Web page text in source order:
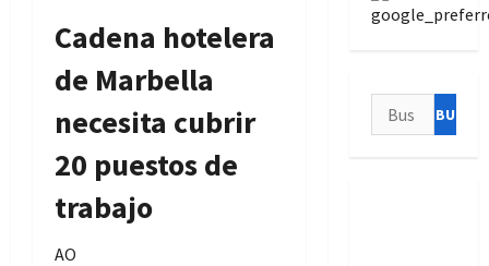
Cadena hotelera
de Marbella
necesita cubrir
20 puestos de
trabajo
AO
Buscar: